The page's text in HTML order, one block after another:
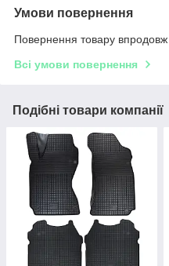
Умови повернення
Повернення товару впродовж
Всі умови повернення
Подібні товари компанії